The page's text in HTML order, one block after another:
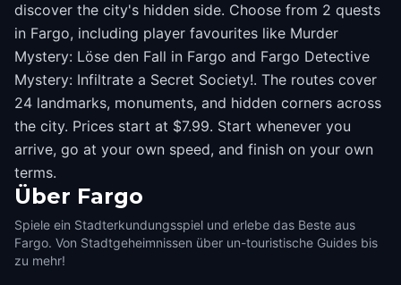
discover the city's hidden side. Choose from 2 quests
in Fargo, including player favourites like Murder
Mystery: Löse den Fall in Fargo and Fargo Detective
Mystery: Infiltrate a Secret Society!. The routes cover
24 landmarks, monuments, and hidden corners across
the city. Prices start at $7.99. Start whenever you
arrive, go at your own speed, and finish on your own
terms.
Über Fargo
Spiele ein Stadterkundungsspiel und erlebe das Beste aus
Fargo. Von Stadtgeheimnissen über un-touristische Guides bis
zu mehr!